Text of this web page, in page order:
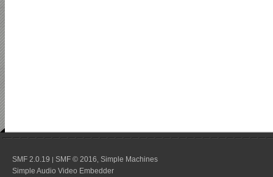
SMF 2.0.19 | SMF © 2016 Simple Machines
Simple Audio Video Embedder